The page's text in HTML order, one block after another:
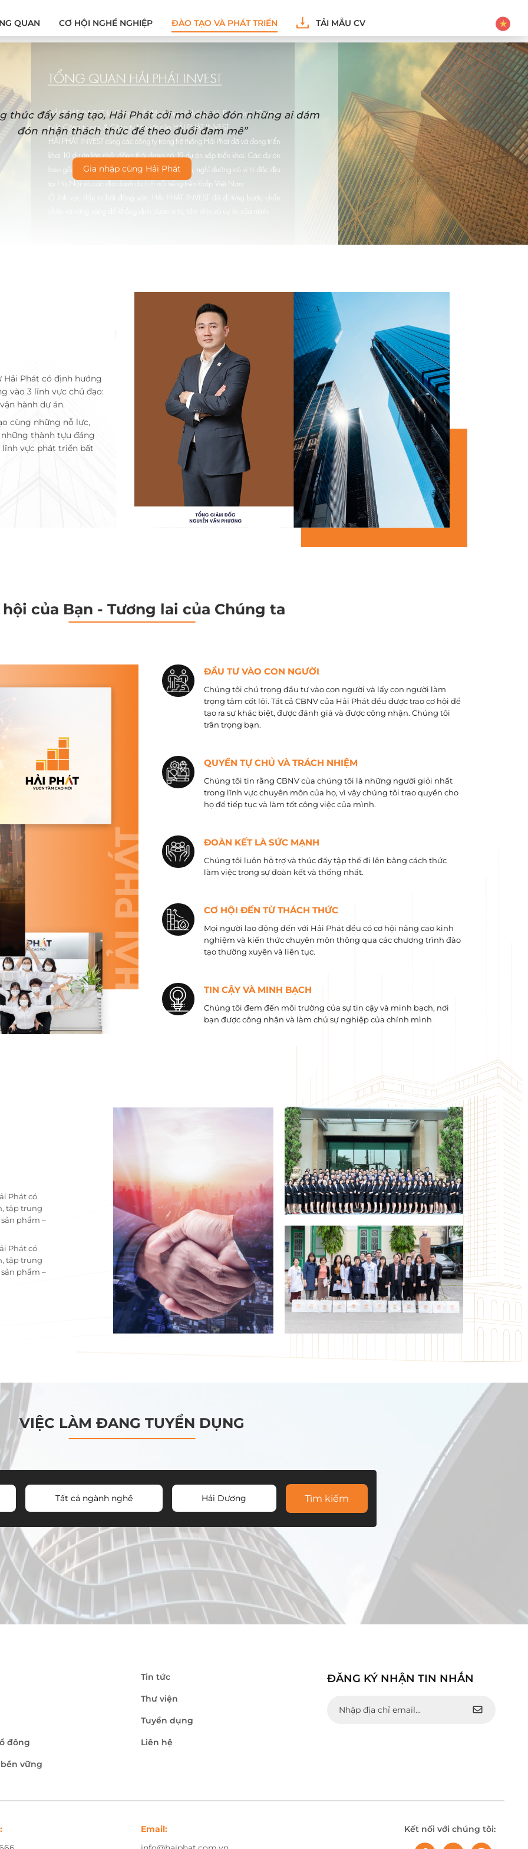
QUAN CƠ HỘI NGHỀ NGHIỆP ĐÀO TẠO VÀ PHÁT TRIỂN TẢI MẪU CV
thúc đẩy sáng tạo, Hải Phát cởi mở chào đón những ai dám
đón nhận thách thức để theo đuổi đam mê”
Gia nhập cùng Hải Phát
Hải Phát có định hướng
vào 3 lĩnh vực chủ đạo:
hành dự án.
cùng những nỗ lực,
những thành tựu đáng
vực phát triển bất
hội của Bạn - Tương lai của Chúng ta
ĐẦU TƯ VÀO CON NGƯỜI
Chúng tôi chú trọng đầu tư vào con người và lấy con người làm
trọng tâm cốt lõi. Tất cả CBNV của Hải Phát đều được trao cơ hội để
tạo ra sự khác biệt, được đánh giá và được công nhận. Chúng tôi
trân trọng bạn.
QUYỀN TỰ CHỦ VÀ TRÁCH NHIỆM
Chúng tôi tin rằng CBNV của chúng tôi là những người giỏi nhất
trong lĩnh vực chuyên môn của họ, vì vậy chúng tôi trao quyền cho
họ để tiếp tục và làm tốt công việc của mình.
ĐOÀN KẾT LÀ SỨC MẠNH
Chúng tôi luôn hỗ trợ và thúc đẩy tập thể đi lên bằng cách thức
làm việc trong sự đoàn kết và thống nhất.
CƠ HỘI ĐẾN TỪ THÁCH THỨC
Mọi người lao động đến với Hải Phát đều có cơ hội nâng cao kinh
nghiệm và kiến ​​thức chuyên môn thông qua các chương trình đào
tạo thường xuyên và liên tục.
TIN CẬY VÀ MINH BẠCH
Chúng tôi đem đến môi trường của sự tin cậy và minh bạch, nơi
bạn được công nhận và làm chủ sự nghiệp của chính mình
Phát có
tập trung
phẩm –
Phát có
tập trung
phẩm –
VIỆC LÀM ĐANG TUYỂN DỤNG
Tất cả ngành nghề Hải Dương Tìm kiếm
đông
vững
Tin tức
Thư viện
Tuyển dụng
Liên hệ
ĐĂNG KÝ NHẬN TIN NHẮN
Email:
Kết nối với chúng tôi: